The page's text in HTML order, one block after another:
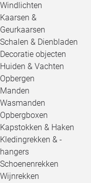
Windlichten
Kaarsen &
Geurkaarsen
Schalen & Dienbladen
Decoratie objecten
Huiden & Vachten
Opbergen
Manden
Wasmanden
Opbergboxen
Kapstokken & Haken
Kledingrekken & -
hangers
Schoenenrekken
Wijnrekken